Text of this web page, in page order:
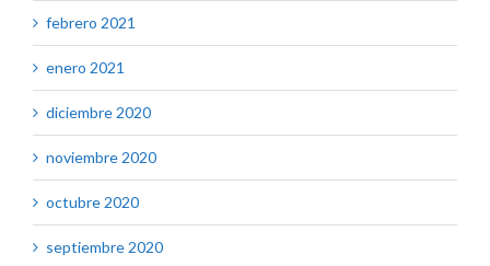
febrero 2021
enero 2021
diciembre 2020
noviembre 2020
octubre 2020
septiembre 2020